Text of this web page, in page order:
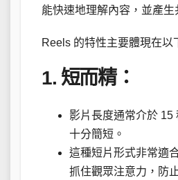
能快速地理解內容，並產生
Reels 的特性主要體現在以
1. 短而精：
影片長度通常介於 15
十分簡短。
這種短片形式非常適
抓住觀眾注意力，防